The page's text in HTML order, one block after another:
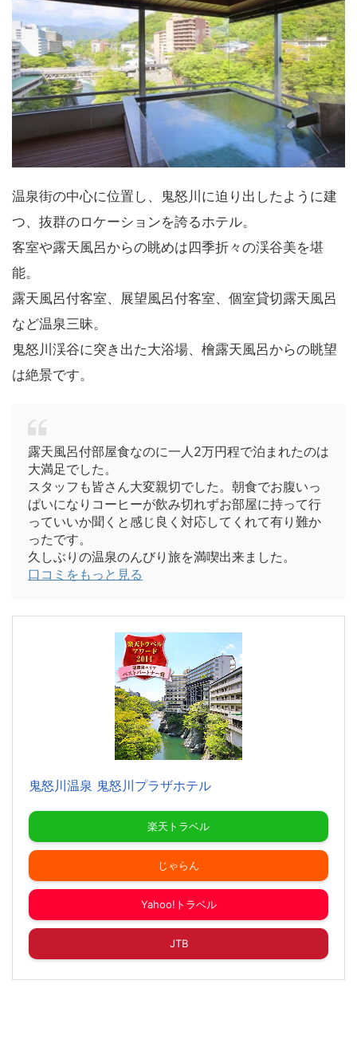
温泉街の中心に位置し、鬼怒川に迫り出したように建
つ、抜群のロケーションを誇るホテル。
客室や露天風呂からの眺めは四季折々の渓谷美を堪
能。
露天風呂付客室、展望風呂付客室、個室貸切露天風呂
など温泉三昧。
鬼怒川渓谷に突き出た大浴場、檜露天風呂からの眺望
は絶景です。
露天風呂付部屋食なのに一人2万円程で泊まれたのは
大満足でした。
スタッフも皆さん大変親切でした。朝食でお腹いっ
ぱいになりコーヒーが飲み切れずお部屋に持って行
っていいか聞くと感じ良く対応してくれて有り難か
ったです。
久しぶりの温泉のんびり旅を満喫出来ました。
口コミをもっと見る
鬼怒川温泉 鬼怒川プラザホテル
楽天トラベル
じゃらん
Yahoo!トラベル
JTB